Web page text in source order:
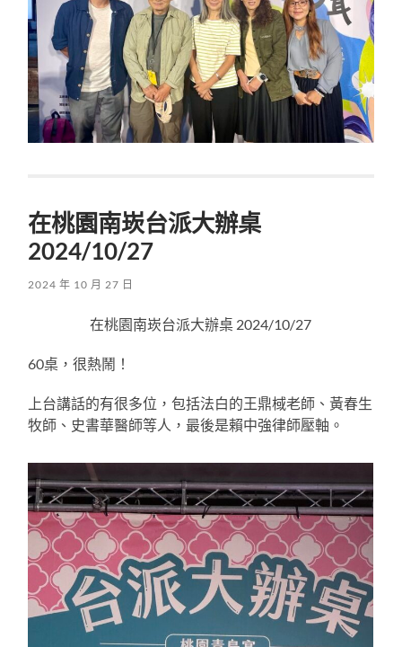
在桃園南崁台派大辦桌
2024/10/27
2024 年 10 月 27 日
在桃園南崁台派大辦桌 2024/10/27
60桌，很熱鬧！
上台講話的有很多位，包括法白的王鼎棫老師、黃春生
牧師、史書華醫師等人，最後是賴中強律師壓軸。